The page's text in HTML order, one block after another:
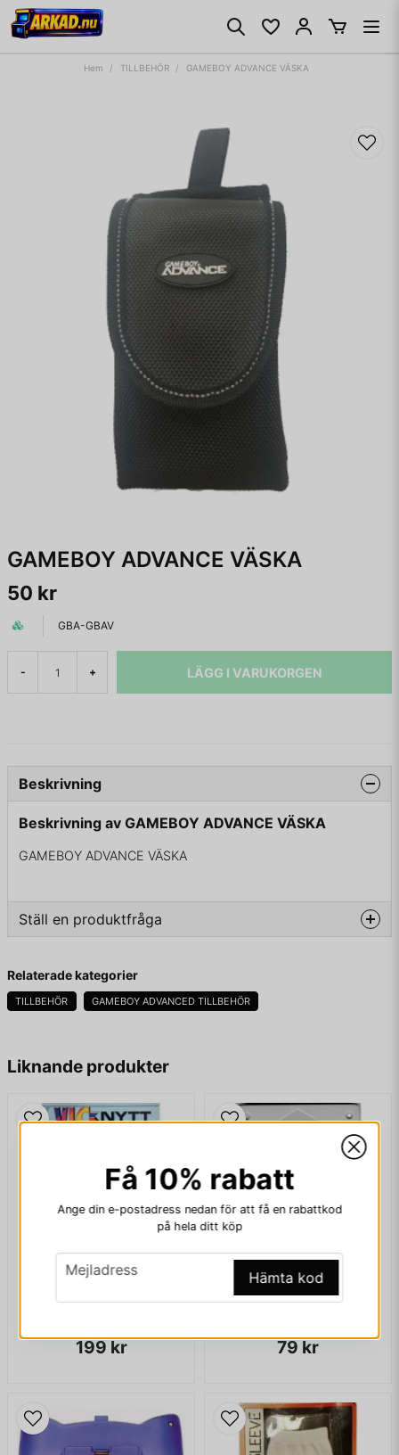
Hem TILLBEHÖR GAMEBOY ADVANCE VÄSKA
GAMEBOY ADVANCE VÄSKA
50 kr
GBA-GBAV
- + LÄGG I VARUKORGEN
Liknande produkter
199 kr 79 kr
Beskrivning
Beskrivning av GAMEBOY ADVANCE VÄSKA
GAMEBOY ADVANCE VÄSKA
Ställ en produktfråga
Fråga oss något om denna produkten...
Namn
email
Ja, ni får publicera min fråga
Relaterade kategorier
TILLBEHÖR GAMEBOY ADVANCED TILLBEHÖR
Få 10% rabatt
Ange din e-postadress nedan för att få en rabattkod
på hela ditt köp
email
Mejladress Hämta kod